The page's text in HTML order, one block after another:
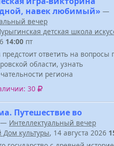
навек любимый» —
вечер
детская школа
14:00 пт
ответить на вопросы
области, узнать
региона
30
Путешествие во
— Интеллектуальный вечер
Дом культуры, 14 августа 2026